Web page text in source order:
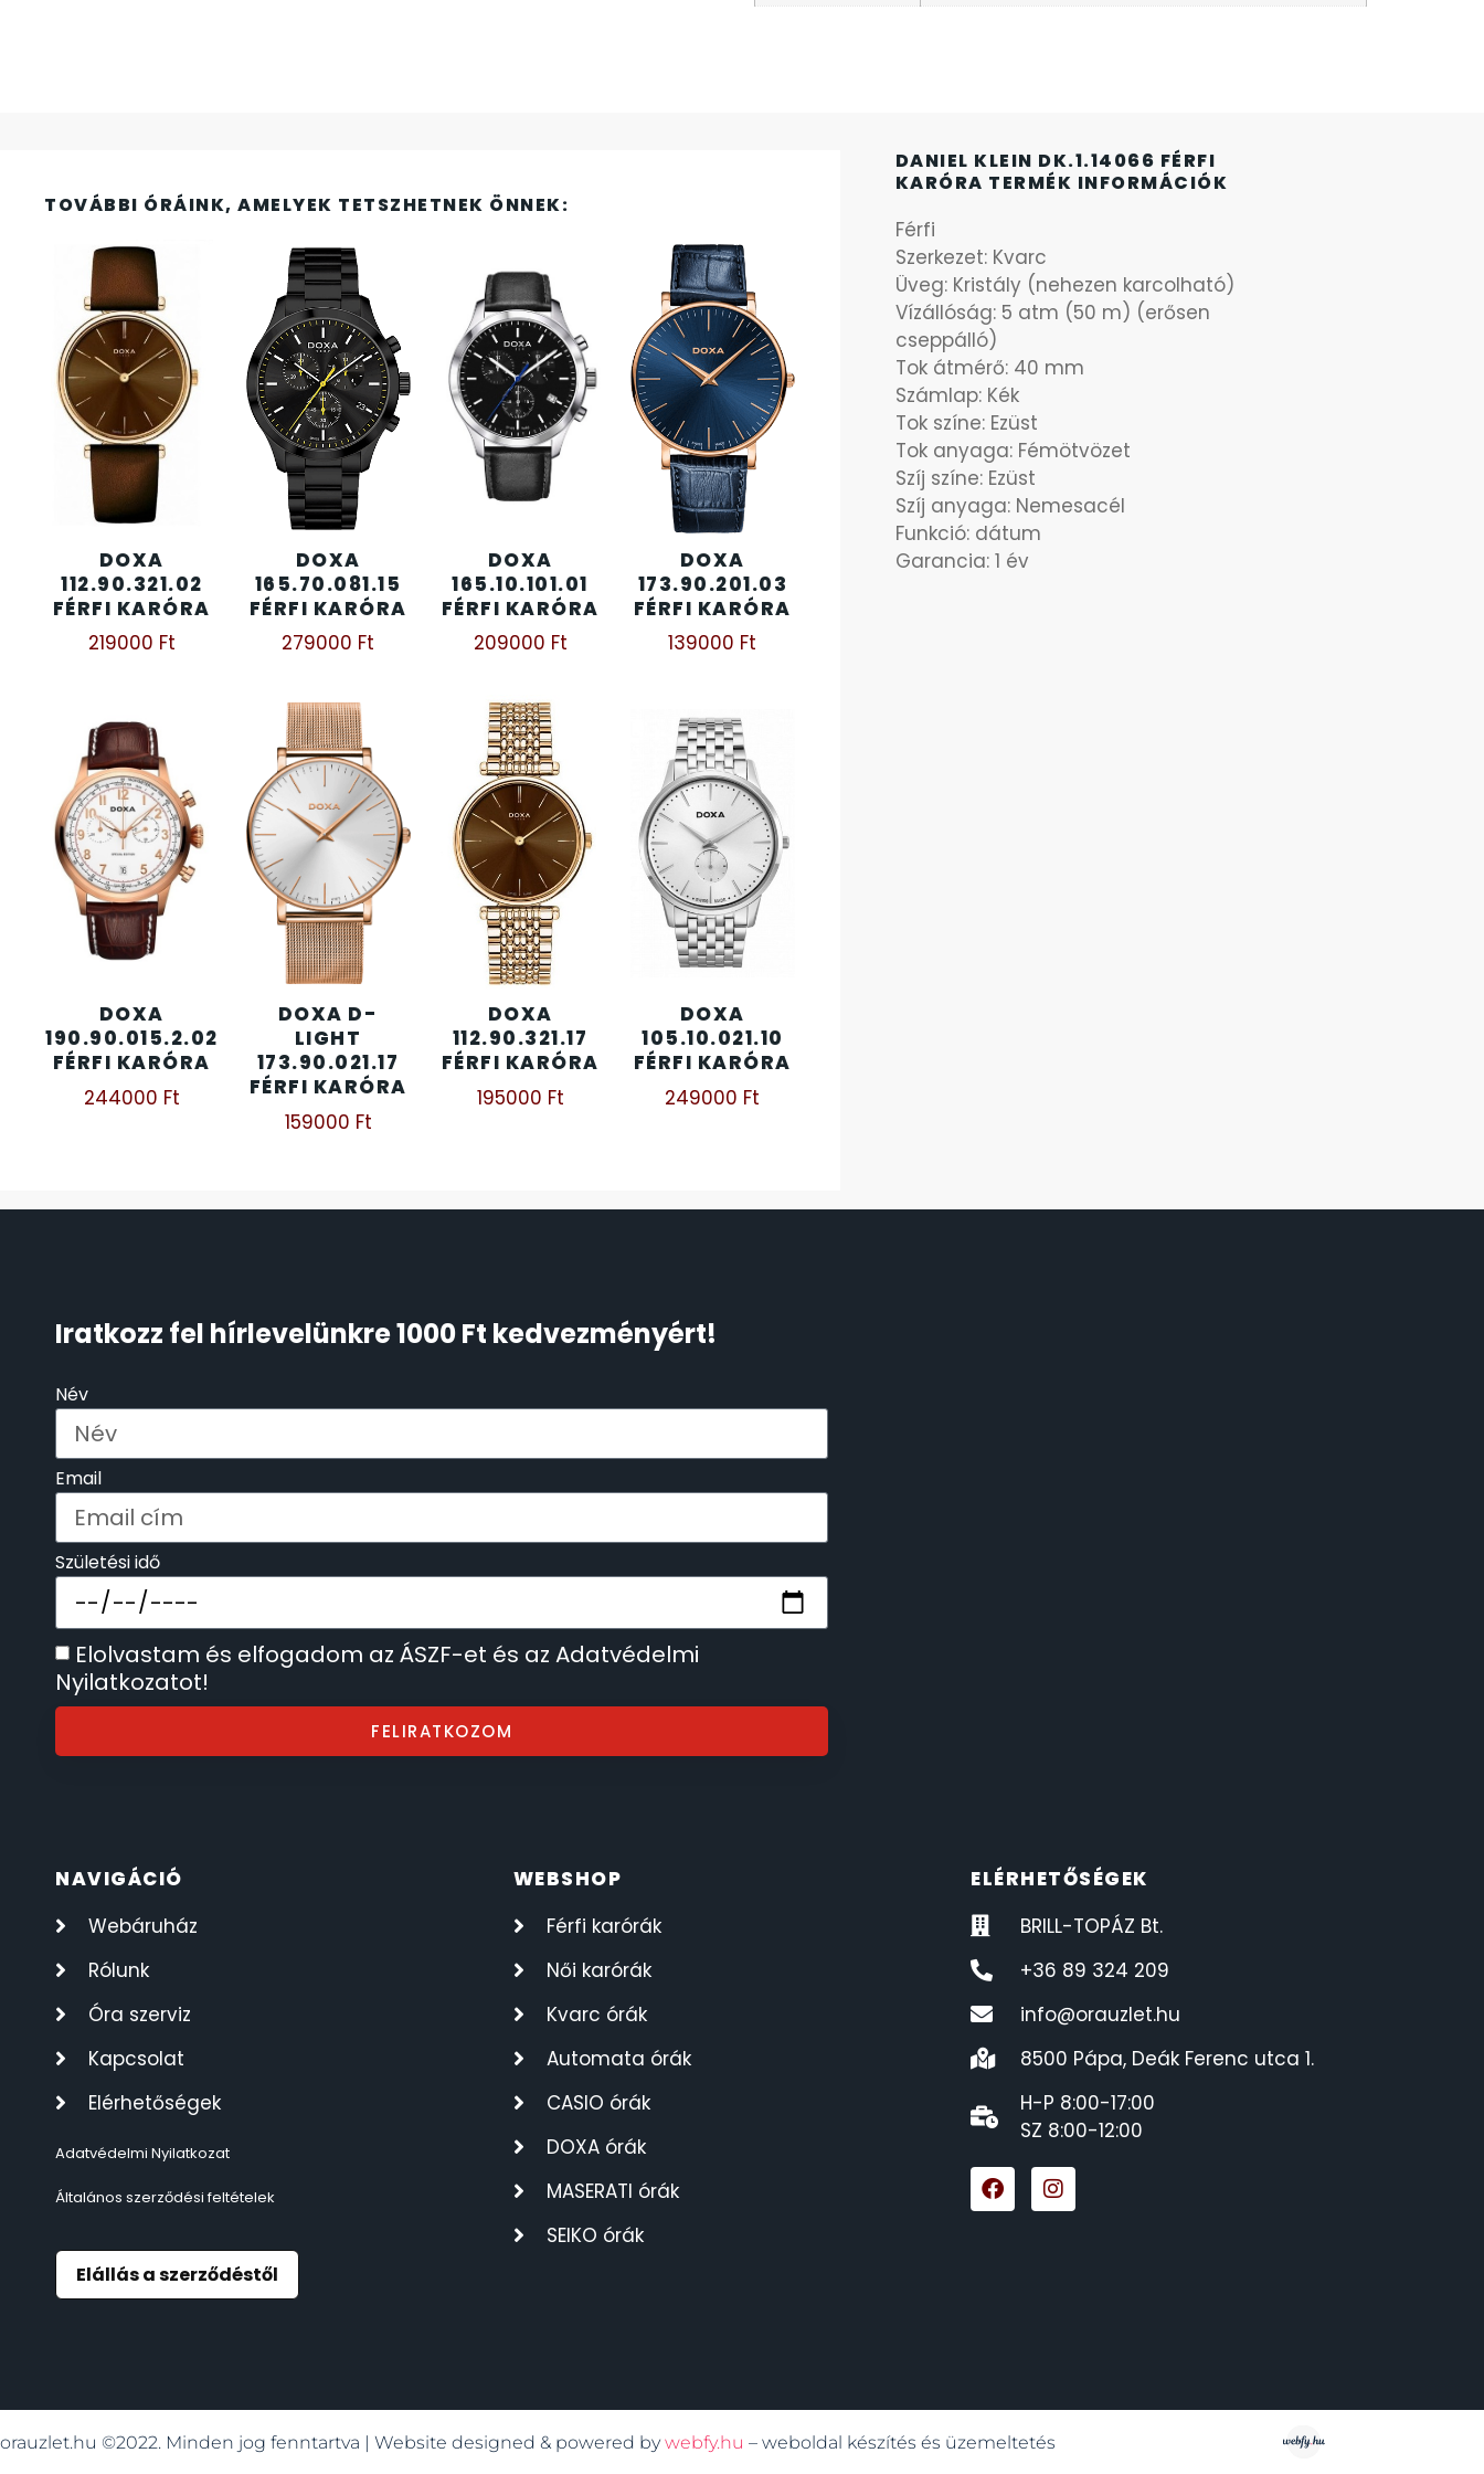
TOVÁBBI ÓRÁINK, AMELYEK TETSZHETNEK ÖNNEK:
DOXA
112.90.321.02
FÉRFI KARÓRA
219000 Ft
DOXA
165.70.081.15
FÉRFI KARÓRA
279000 Ft
DOXA
165.10.101.01
FÉRFI KARÓRA
209000 Ft
DOXA
173.90.201.03
FÉRFI KARÓRA
139000 Ft
DOXA
190.90.015.2.02
FÉRFI KARÓRA
244000 Ft
DOXA D-
LIGHT
173.90.021.17
FÉRFI KARÓRA
159000 Ft
DOXA
112.90.321.17
FÉRFI KARÓRA
195000 Ft
DOXA
105.10.021.10
FÉRFI KARÓRA
249000 Ft
DANIEL KLEIN DK.1.14066 FÉRFI
KARÓRA TERMÉK INFORMÁCIÓK
Férfi
Szerkezet: Kvarc
Üveg: Kristály (nehezen karcolható)
Vízállóság: 5 atm (50 m) (erősen
cseppálló)
Tok átmérő: 40 mm
Számlap: Kék
Tok színe: Ezüst
Tok anyaga: Fémötvözet
Szíj színe: Ezüst
Szíj anyaga: Nemesacél
Funkció: dátum
Garancia: 1 év
Iratkozz fel hírlevelünkre 1000 Ft kedvezményért!
Név
Email
Születési idő
Elolvastam és elfogadom az ÁSZF-et és az Adatvédelmi
Nyilatkozatot!
FELIRATKOZOM
NAVIGÁCIÓ
Webáruház
Rólunk
Óra szerviz
Kapcsolat
Elérhetőségek
Adatvédelmi Nyilatkozat
Általános szerződési feltételek
Elállás a szerződéstől
WEBSHOP
Férfi karórák
Női karórák
Kvarc órák
Automata órák
CASIO órák
DOXA órák
MASERATI órák
SEIKO órák
ELÉRHETŐSÉGEK
BRILL-TOPÁZ Bt.
+36 89 324 209
info@orauzlet.hu
8500 Pápa, Deák Ferenc utca 1.
H-P 8:00-17:00
SZ 8:00-12:00
orauzlet.hu ©2022. Minden jog fenntartva | Website designed & powered by webfy.hu – weboldal készítés és üzemeltetés
GUESS KARÓRÁK
HÁLÓZATI ÓRÁK
HOLLÓHÁZI PORCELÁN 14
ICE WATCH 226
KANDALLÓÓRÁK
KENNETH COLE
LORUS 237
MÁRKÁS KARÓRA SZÍJAK
MASERATI
MORGAN 3
OKOSÓRA SZÍJAK
ÖNGYÚJTÓK 83
ÓRAFORGATÓK
ÓRATARTÓ DOBOZOK
POLICE 47
PULSAR
SANTA BARBARA 7
SECTOR
SEIKO 62
SENCOR
SERGIO TACCHINI
SLAZENGER
SZÁMOLÓGÉPEK
TIMESTAR HÁLÓZATI ÉBRESZTŐÓRÁK
TISSOT
ZIPPO
ZSEBKÉS